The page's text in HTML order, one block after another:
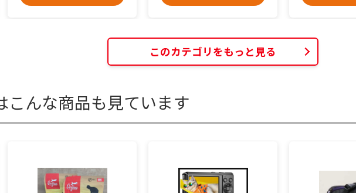
このカテゴリをもっと見る
こんな商品も見ています